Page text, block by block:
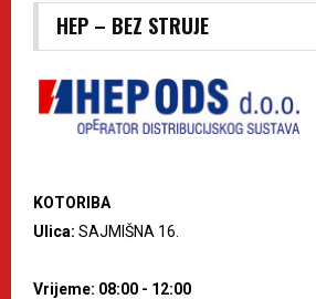
HEP – BEZ STRUJE
KOTORIBA
Ulica: SAJMIŠNA 16.
Vrijeme: 08:00 - 12:00